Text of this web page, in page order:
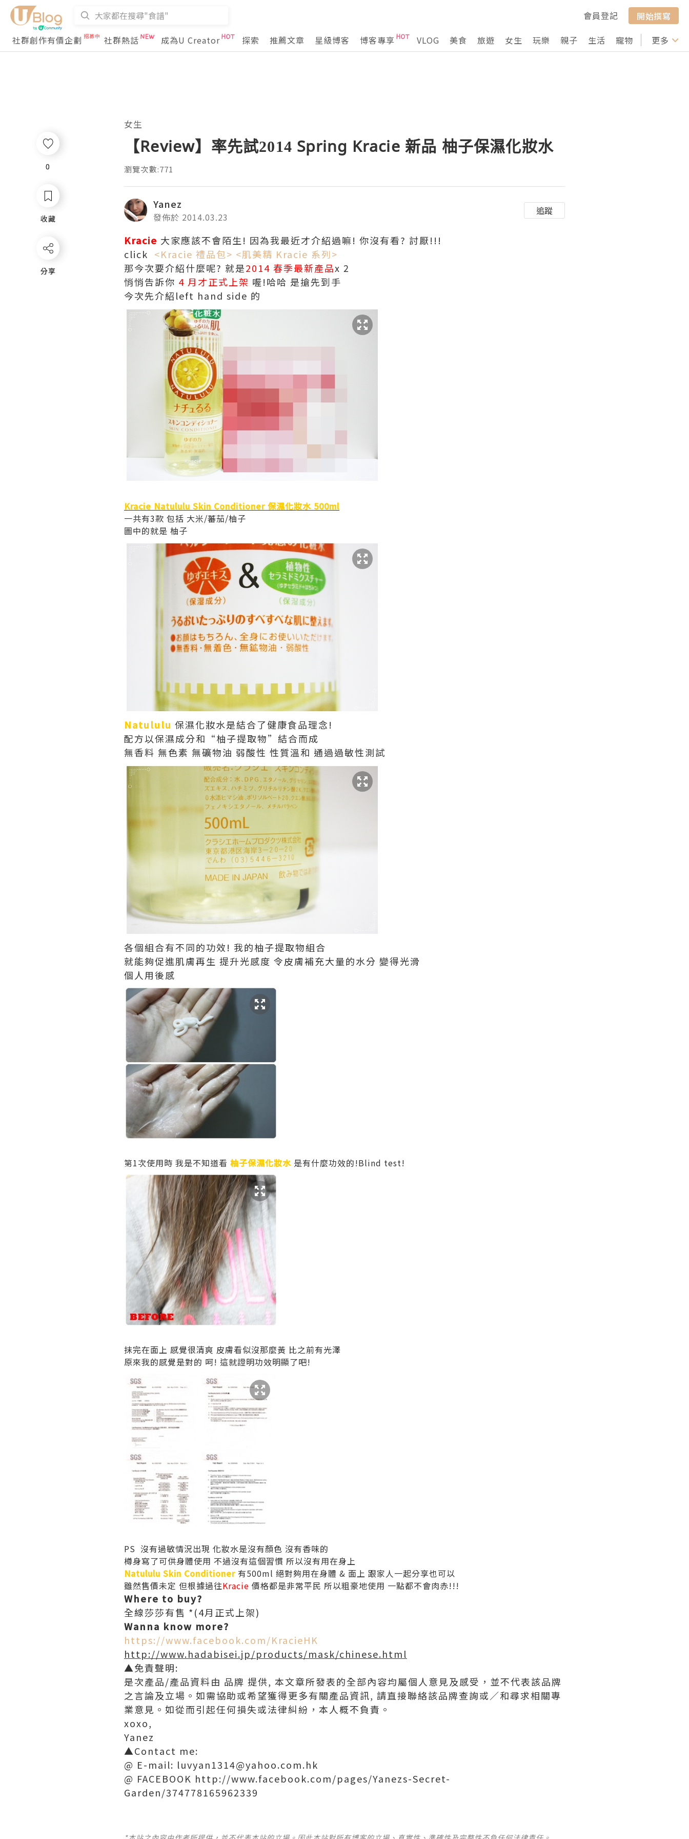
會員登記
開始撰寫
社群創作有價企劃
社群熱話 成為U Creator 探索 推薦文章 星級博客 博客專享 VLOG 美食 旅遊 女生 玩樂 親子 生活 寵物 行山 打卡
更多
0
收藏
分享
女生
【Review】率先試2014 Spring Kracie 新品 柚子保濕化妝水
瀏覽次數:771
Yanez
發佈於 2014.03.23
追蹤
Kracie 大家應該不會陌生! 因為我最近才介紹過嘛! 你沒有看? 討厭!!!
click <Kracie 禮品包> <肌美精 Kracie 系列>
那今次要介紹什麼呢? 就是2014 春季最新產品x 2
悄悄告訴你 4 月才正式上架 喔!哈哈 是搶先到手
今次先介紹left hand side 的
Kracie Natululu Skin Conditioner 保濕化妝水 500ml
一共有3款 包括 大米/蕃茄/柚子
圖中的就是 柚子
Natululu 保濕化妝水是結合了健康食品理念!
配方以保濕成分和“柚子提取物”結合而成
無香料 無色素 無礦物油 弱酸性 性質溫和 通過過敏性測試
各個組合有不同的功效! 我的柚子提取物組合
就能夠促進肌膚再生 提升光感度 令皮膚補充大量的水分 變得光滑
個人用後感
第1次使用時 我是不知道看 柚子保濕化妝水 是有什麼功效的!Blind test!
抹完在面上 感覺很清爽 皮膚看似沒那麼黃 比之前有光澤
原來我的感覺是對的 呵! 這就證明功效明顯了吧!
PS 沒有過敏情況出現 化妝水是沒有顏色 沒有香味的
樽身寫了可供身體使用 不過沒有這個習慣 所以沒有用在身上
Natululu Skin Conditioner 有500ml 絕對夠用在身體 & 面上 跟家人一起分享也可以
雖然售價未定 但根據過往Kracie 價格都是非常平民 所以粗豪地使用 一點都不會肉赤!!!
Where to buy?
全線莎莎有售 *(4月正式上架)
Wanna know more?
https://www.facebook.com/KracieHK
http://www.hadabisei.jp/products/mask/chinese.html
▲免責聲明:
是次產品/產品資料由 品牌 提供, 本文章所發表的全部內容均屬個人意見及感受，並不代表該品牌
之言論及立場。如需協助或希望獲得更多有關產品資訊, 請直接聯絡該品牌查詢或∕和尋求相關專
業意見。如從而引起任何損失或法律糾紛，本人概不負責。
xoxo,
Yanez
▲Contact me:
@ E-mail: luvyan1314@yahoo.com.hk
@ FACEBOOK http://www.facebook.com/pages/Yanezs-Secret-
Garden/374778165962339
0
收藏
分享